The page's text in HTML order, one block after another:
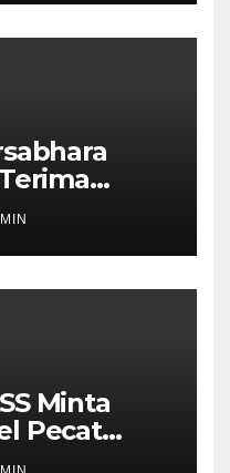
hingga
Minta
Pecat
Provinsi